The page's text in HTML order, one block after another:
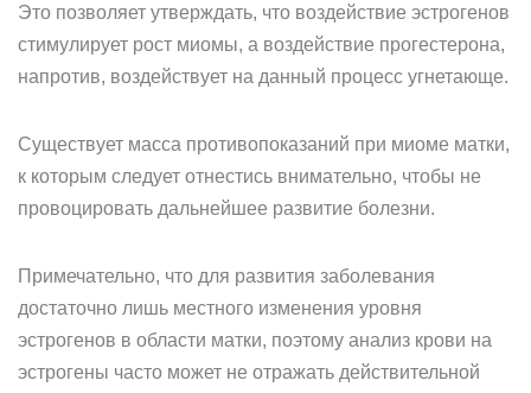
Это позволяет утверждать, что воздействие эстрогенов
стимулирует рост миомы, а воздействие прогестерона,
напротив, воздействует на данный процесс угнетающе.
Существует масса противопоказаний при миоме матки,
к которым следует отнестись внимательно, чтобы не
провоцировать дальнейшее развитие болезни.
Примечательно, что для развития заболевания
достаточно лишь местного изменения уровня
эстрогенов в области матки, поэтому анализ крови на
эстрогены часто может не отражать действительной